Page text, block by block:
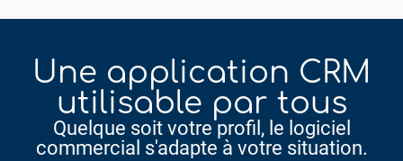
Une application CRM
utilisable par tous
Quelque soit votre profil, le logiciel
commercial s'adapte à votre situation.